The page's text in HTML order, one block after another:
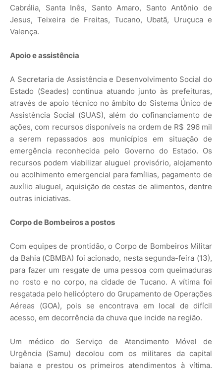
Cabrália, Santa Inês, Santo Amaro, Santo Antônio de
Jesus, Teixeira de Freitas, Tucano, Ubatã, Uruçuca e
Valença.
Apoio e assistência
A Secretaria de Assistência e Desenvolvimento Social do
Estado (Seades) continua atuando junto às prefeituras,
através de apoio técnico no âmbito do Sistema Único de
Assistência Social (SUAS), além do cofinanciamento de
ações, com recursos disponíveis na ordem de R$ 296 mil
a serem repassados aos municípios em situação de
emergência reconhecida pelo Governo do Estado. Os
recursos podem viabilizar aluguel provisório, alojamento
ou acolhimento emergencial para famílias, pagamento de
auxílio aluguel, aquisição de cestas de alimentos, dentre
outras iniciativas.
Corpo de Bombeiros a postos
Com equipes de prontidão, o Corpo de Bombeiros Militar
da Bahia (CBMBA) foi acionado, nesta segunda-feira (13),
para fazer um resgate de uma pessoa com queimaduras
no rosto e no corpo, na cidade de Tucano. A vítima foi
resgatada pelo helicóptero do Grupamento de Operações
Aéreas (GOA), pois se encontrava em local de difícil
acesso, em decorrência da chuva que incide na região.
Um médico do Serviço de Atendimento Móvel de
Urgência (Samu) decolou com os militares da capital
baiana e prestou os primeiros atendimentos à vítima.